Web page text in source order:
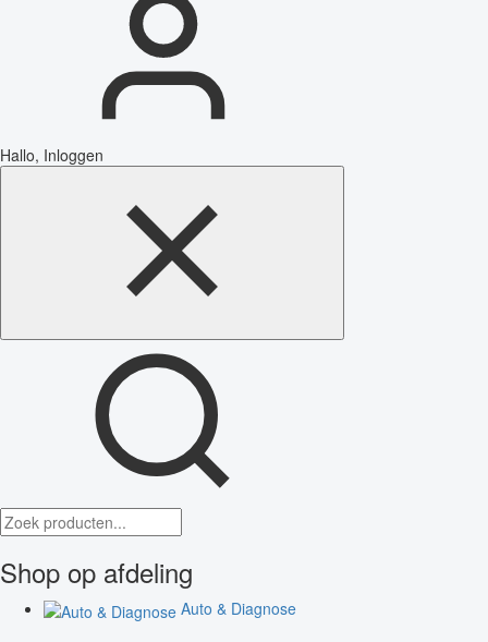
Hallo, Inloggen
Shop op afdeling
Auto & Diagnose